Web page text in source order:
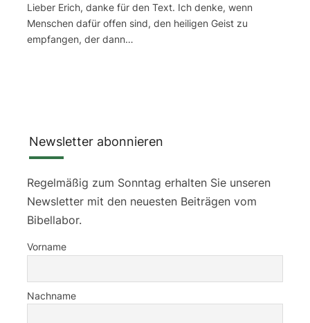
Lieber Erich, danke für den Text. Ich denke, wenn
Menschen dafür offen sind, den heiligen Geist zu
empfangen, der dann…
Newsletter abonnieren
Regelmäßig zum Sonntag erhalten Sie unseren
Newsletter mit den neuesten Beiträgen vom
Bibellabor.
Vorname
Nachname